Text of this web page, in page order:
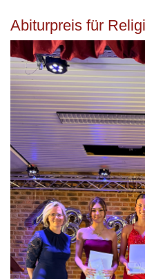
Abiturpreis für